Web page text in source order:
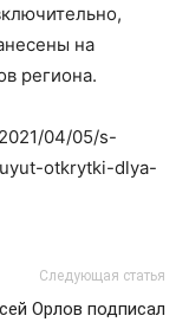
на
региона.
04/05/s-
otkrytki-dlya-
Следующая статья
Орлов подписал